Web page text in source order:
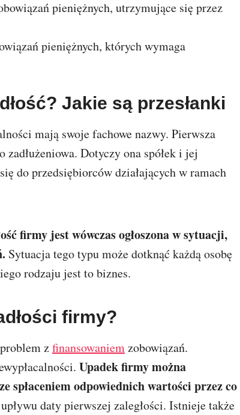
pieniężnych, utrzymujące się przez
pieniężnych, których wymaga
Jakie są przesłanki
mają swoje fachowe nazwy. Pierwsza
Dotyczy ona spółek i jej
do przedsiębiorców działających w ramach
firmy jest wówczas ogłoszona w sytuacji,
Sytuacja tego typu może dotknąć każdą osobę
rodzaju jest to biznes.
firmy?
zfinansowaniemzobowiązań.
Upadek firmy można
spłaceniem odpowiednich wartości przez co
daty pierwszej zaległości. Istnieje także